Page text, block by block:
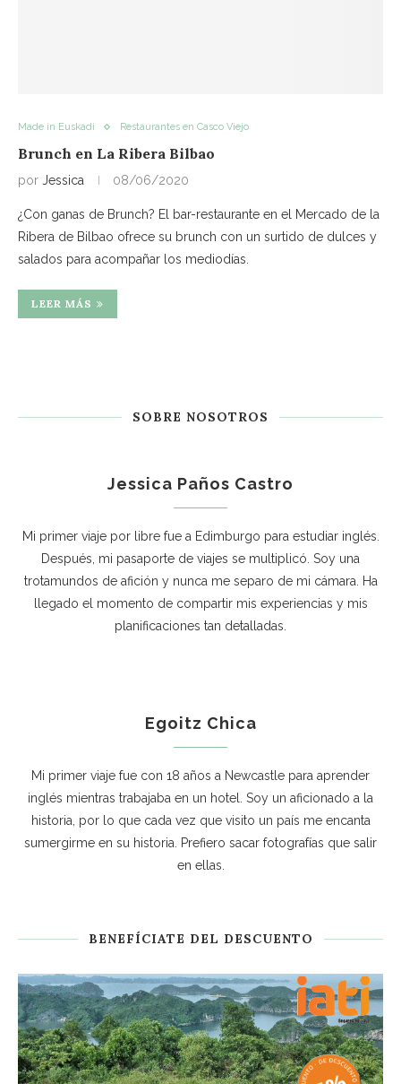
Made in Euskadi Restaurantes en Casco Viejo
Brunch en La Ribera Bilbao
por Jessica 08/06/2020
¿Con ganas de Brunch? El bar-restaurante en el Mercado de la
Ribera de Bilbao ofrece su brunch con un surtido de dulces y
salados para acompañar los mediodías.
LEER MÁS
SOBRE NOSOTROS
Jessica Paños Castro
Mi primer viaje por libre fue a Edimburgo para estudiar inglés.
Después, mi pasaporte de viajes se multiplicó. Soy una
trotamundos de afición y nunca me separo de mi cámara. Ha
llegado el momento de compartir mis experiencias y mis
planificaciones tan detalladas.
Egoitz Chica
Mi primer viaje fue con 18 años a Newcastle para aprender
inglés mientras trabajaba en un hotel. Soy un aficionado a la
historia, por lo que cada vez que visito un país me encanta
sumergirme en su historia. Prefiero sacar fotografías que salir
en ellas.
BENEFÍCIATE DEL DESCUENTO